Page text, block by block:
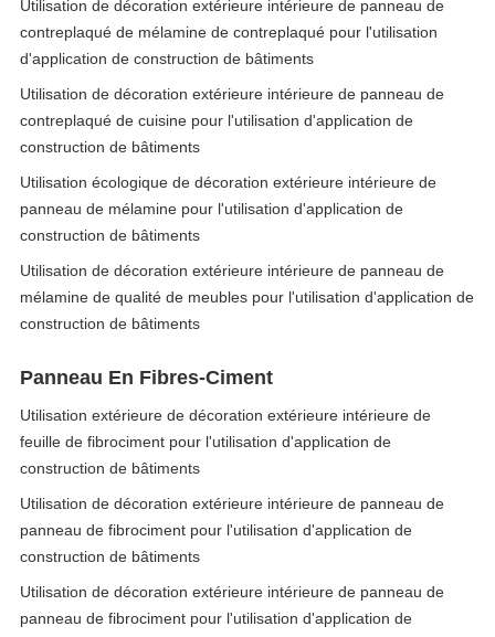
Utilisation de décoration extérieure intérieure de panneau de
contreplaqué de mélamine de contreplaqué pour l'utilisation
d'application de construction de bâtiments
Utilisation de décoration extérieure intérieure de panneau de
contreplaqué de cuisine pour l'utilisation d'application de
construction de bâtiments
Utilisation écologique de décoration extérieure intérieure de
panneau de mélamine pour l'utilisation d'application de
construction de bâtiments
Utilisation de décoration extérieure intérieure de panneau de
mélamine de qualité de meubles pour l'utilisation d'application de
construction de bâtiments
Panneau En Fibres-Ciment
Utilisation extérieure de décoration extérieure intérieure de
feuille de fibrociment pour l'utilisation d'application de
construction de bâtiments
Utilisation de décoration extérieure intérieure de panneau de
panneau de fibrociment pour l'utilisation d'application de
construction de bâtiments
Utilisation de décoration extérieure intérieure de panneau de
panneau de fibrociment pour l'utilisation d'application de